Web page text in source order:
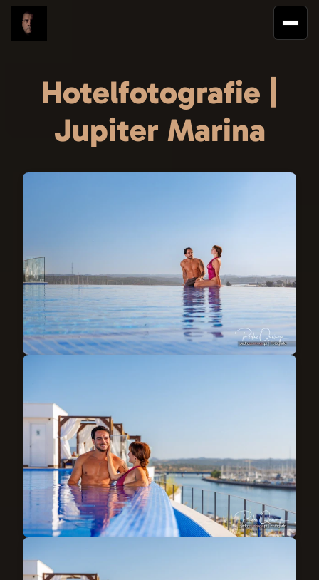
Hotelfotografie |
Jupiter Marina